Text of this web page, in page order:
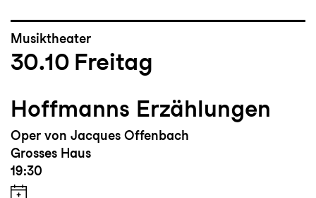
Musiktheater
30.10 Freitag
Hoffmanns Erzählungen
Oper von Jacques Offenbach
Grosses Haus
19:30